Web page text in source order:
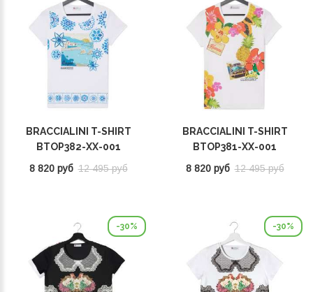
BRACCIALINI T-SHIRT
BTOP382-XX-001
8 820 руб 12 495 руб
BRACCIALINI T-SHIRT
BTOP381-XX-001
8 820 руб 12 495 руб
-30% -30%